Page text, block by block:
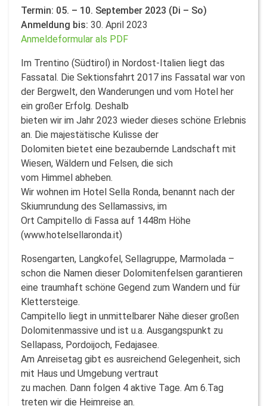
Termin: 05. – 10. September 2023 (Di – So)
Anmeldung bis: 30. April 2023
Anmeldeformular als PDF
Im Trentino (Südtirol) in Nordost-Italien liegt das
Fassatal. Die Sektionsfahrt 2017 ins Fassatal war von
der Bergwelt, den Wanderungen und vom Hotel her
ein großer Erfolg. Deshalb
bieten wir im Jahr 2023 wieder dieses schöne Erlebnis
an. Die majestätische Kulisse der
Dolomiten bietet eine bezaubernde Landschaft mit
Wiesen, Wäldern und Felsen, die sich
vom Himmel abheben.
Wir wohnen im Hotel Sella Ronda, benannt nach der
Skiumrundung des Sellamassivs, im
Ort Campitello di Fassa auf 1448m Höhe
(www.hotelsellaronda.it)
Rosengarten, Langkofel, Sellagruppe, Marmolada –
schon die Namen dieser Dolomitenfelsen garantieren
eine traumhaft schöne Gegend zum Wandern und für
Klettersteige.
Campitello liegt in unmittelbarer Nähe dieser großen
Dolomitenmassive und ist u.a. Ausgangspunkt zu
Sellapass, Pordoijoch, Fedajasee.
Am Anreisetag gibt es ausreichend Gelegenheit, sich
mit Haus und Umgebung vertraut
zu machen. Dann folgen 4 aktive Tage. Am 6.Tag
treten wir die Heimreise an.